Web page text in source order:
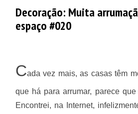
Decoração: Muita
espaço #020
Cada vez mais, as casas têm
que há para arrumar, parece
Encontrei, na Internet,